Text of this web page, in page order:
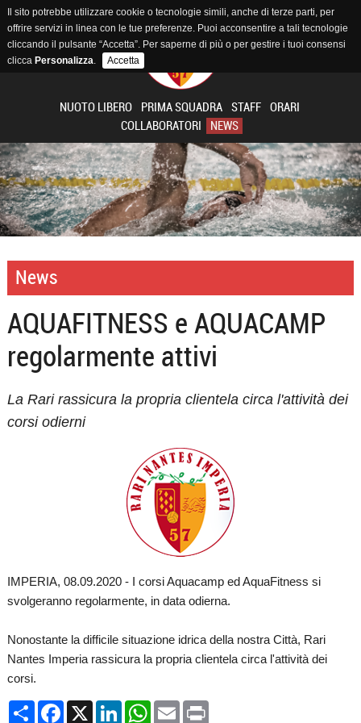
NUOTO LIBERO PRIMA SQUADRA STAFF
ORARI
COLLABORATORI
NEWS
News
AQUAFITNESS e AQUACAMP
regolarmente attivi
La Rari rassicura la propria clientela circa l'attività dei
corsi odierni
IMPERIA, 08.09.2020 - I corsi Aquacamp ed AquaFitness si
svolgeranno regolarmente, in data odierna.
Nonostante la difficile situazione idrica della nostra Città, Rari
Nantes Imperia rassicura la propria clientela circa l'attività dei
corsi.
CondividiFacebook
X LinkedInWhatsApp
EmailPrint
Il sito potrebbe utilizzare cookie o tecnologie simili, anche di terze parti, per
offrire servizi in linea con le tue preferenze. Puoi acconsentire a tali tecnologie
cliccando il pulsante “Accetta”. Per saperne di più o per gestire i tuoi consensi
clicca Personalizza. Accetta